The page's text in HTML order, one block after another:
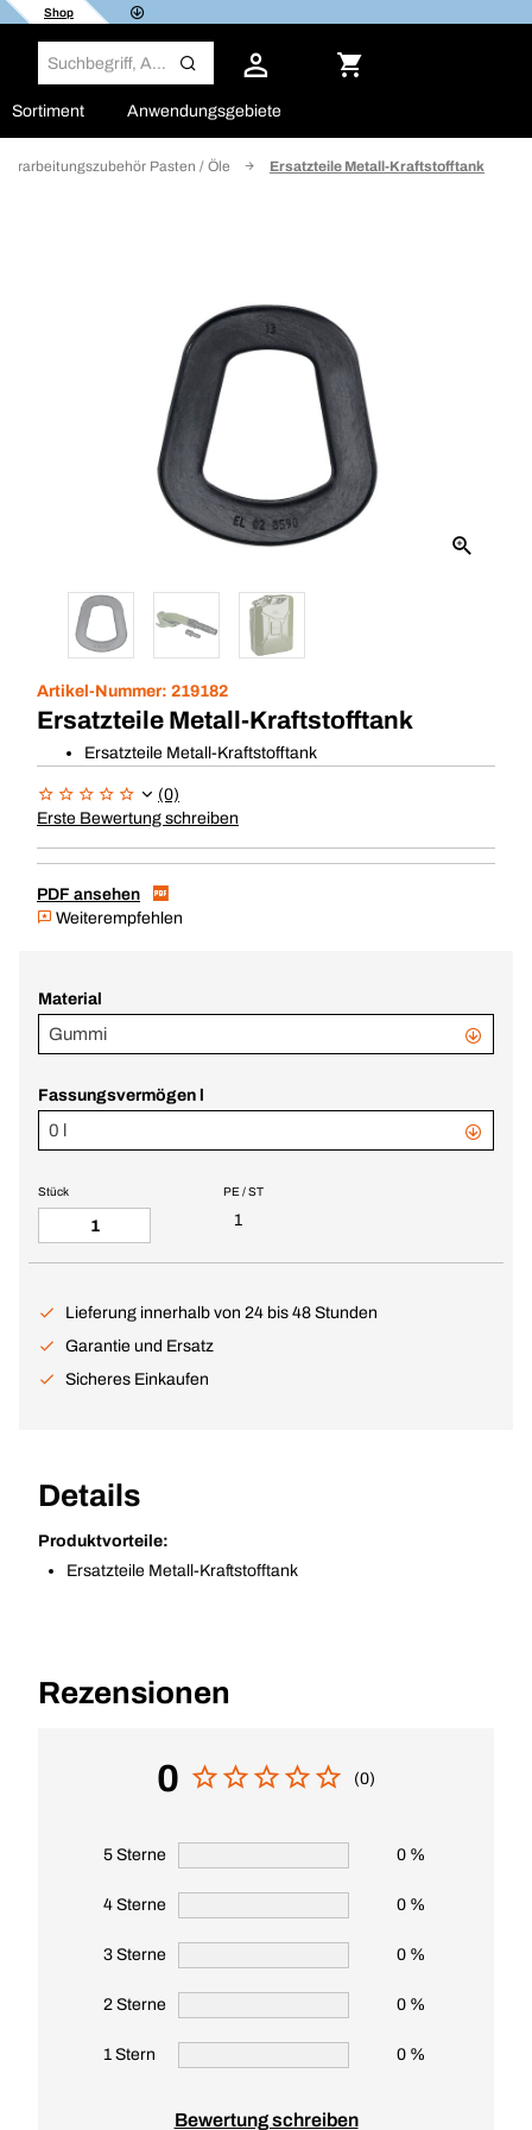
Shop
Sortiment Anwendungsgebiete
Verarbeitungszubehör Pasten / Öle Ersatzteile Metall-Kraftstofftank
Artikel-Nummer: 219182
Ersatzteile Metall-Kraftstofftank
Ersatzteile Metall-Kraftstofftank
(0)
Erste Bewertung schreiben
PDF ansehen
Weiterempfehlen
Material
Gummi
Fassungsvermögen l
0 l
PE / ST
1
Stück
Lieferung innerhalb von 24 bis 48 Stunden
Garantie und Ersatz
Sicheres Einkaufen
Details
Produktvorteile:
Ersatzteile Metall-Kraftstofftank
Rezensionen
0 (0)
5 Sterne 0 %
4 Sterne 0 %
3 Sterne 0 %
2 Sterne 0 %
1 Stern 0 %
Bewertung schreiben